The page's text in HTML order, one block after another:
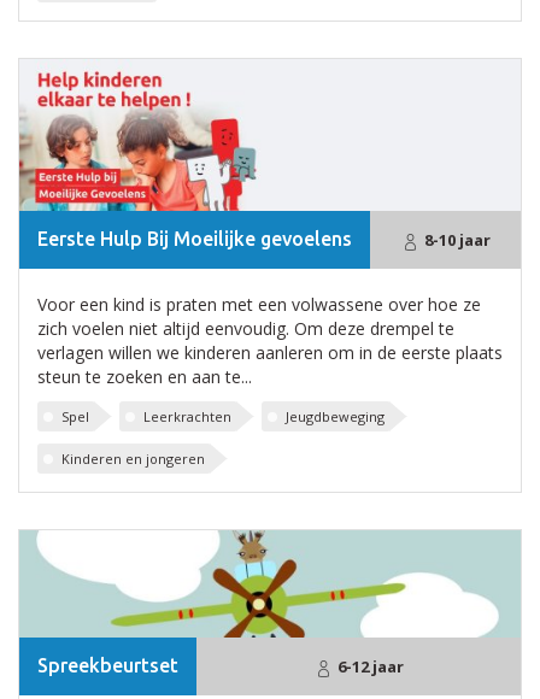
Eerste Hulp Bij Moeilijke gevoelens 8-10 jaar
Voor een kind is praten met een volwassene over hoe ze
zich voelen niet altijd eenvoudig. Om deze drempel te
verlagen willen we kinderen aanleren om in de eerste plaats
steun te zoeken en aan te...
Spel Leerkrachten Jeugdbeweging
Kinderen en jongeren
Spreekbeurtset 6-12 jaar